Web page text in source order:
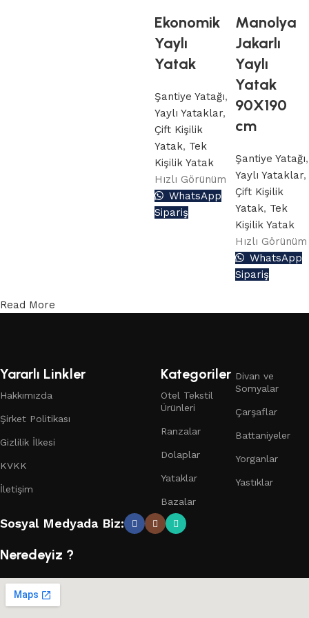
Ekonomik
Yaylı
Yatak
Şantiye Yatağı,
Yaylı Yataklar,
Çift Kişilik
Yatak, Tek
Kişilik Yatak
Hızlı Görünüm
WhatsApp
Sipariş
Manolya
Jakarlı
Yaylı
Yatak
90X190
cm
Şantiye Yatağı,
Yaylı Yataklar,
Çift Kişilik
Yatak, Tek
Kişilik Yatak
Hızlı Görünüm
WhatsApp
Sipariş
Read More
Yararlı Linkler
Hakkımızda
Şirket Politikası
Gizlilik İlkesi
KVKK
İletişim
Kategoriler
Otel Tekstil
Ürünleri
Ranzalar
Dolaplar
Yataklar
Bazalar
Divan ve
Somyalar
Çarşaflar
Battaniyeler
Yorganlar
Yastıklar
Sosyal Medyada Biz:
Neredeyiz ?